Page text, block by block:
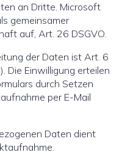
an Dritte. Microsoft
gemeinsamer
auf, Art. 26 DSGVO.
der Daten ist Art. 6
Die Einwilligung erteilen
durch Setzen
per E-Mail
Daten dient